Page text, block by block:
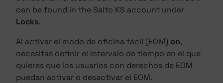
can be found in the Salto KS account under
Locks.
Al activar el modo de oficina fácil (EOM) on,
necesitas definir el intervalo de tiempo en el que
quieres que los usuarios con derechos de EOM
puedan activar o desactivar el EOM.